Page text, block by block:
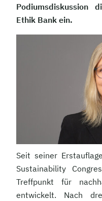
Podiumsdiskussion
Ethik Bank ein.
Seit seiner
Sustainability
Treffpunkt für
entwickelt. Nach